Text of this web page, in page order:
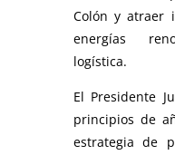
Colón y atraer
energías
logística.
El Presidente
principios de
estrategia de